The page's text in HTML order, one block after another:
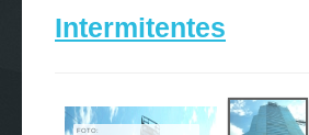
Intermitentes
FOTO: